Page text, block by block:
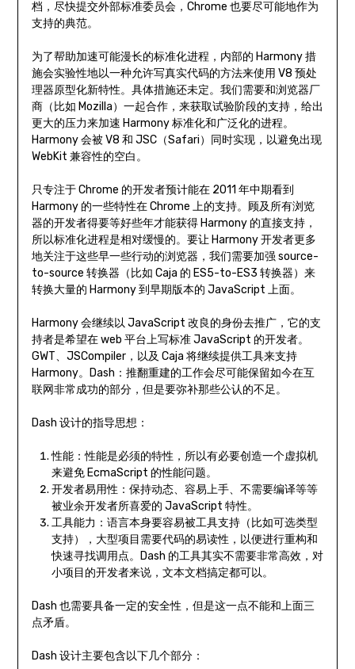
档，尽快提交外部标准委员会，Chrome 也要尽可能地作为
支持的典范。
为了帮助加速可能漫长的标准化进程，内部的 Harmony 措
施会实验性地以一种允许写真实代码的方法来使用 V8 预处
理器原型化新特性。具体措施还未定。我们需要和浏览器厂
商（比如 Mozilla）一起合作，来获取试验阶段的支持，给出
更大的压力来加速 Harmony 标准化和广泛化的进程。
Harmony 会被 V8 和 JSC（Safari）同时实现，以避免出现
WebKit 兼容性的空白。
只专注于 Chrome 的开发者预计能在 2011 年中期看到
Harmony 的一些特性在 Chrome 上的支持。顾及所有浏览
器的开发者得要等好些年才能获得 Harmony 的直接支持，
所以标准化进程是相对缓慢的。要让 Harmony 开发者更多
地关注于这些早一些行动的浏览器，我们需要加强 source-
to-source 转换器（比如 Caja 的 ES5-to-ES3 转换器）来
转换大量的 Harmony 到早期版本的 JavaScript 上面。
Harmony 会继续以 JavaScript 改良的身份去推广，它的支
持者是希望在 web 平台上写标准 JavaScript 的开发者。
GWT、JSCompiler，以及 Caja 将继续提供工具来支持
Harmony。Dash：推翻重建的工作会尽可能保留如今在互
联网非常成功的部分，但是要弥补那些公认的不足。
Dash 设计的指导思想：
性能：性能是必须的特性，所以有必要创造一个虚拟机
来避免 EcmaScript 的性能问题。
开发者易用性：保持动态、容易上手、不需要编译等等
被业余开发者所喜爱的 JavaScript 特性。
工具能力：语言本身要容易被工具支持（比如可选类型
支持），大型项目需要代码的易读性，以便进行重构和
快速寻找调用点。Dash 的工具其实不需要非常高效，对
小项目的开发者来说，文本文档搞定都可以。
Dash 也需要具备一定的安全性，但是这一点不能和上面三
点矛盾。
Dash 设计主要包含以下几个部分：